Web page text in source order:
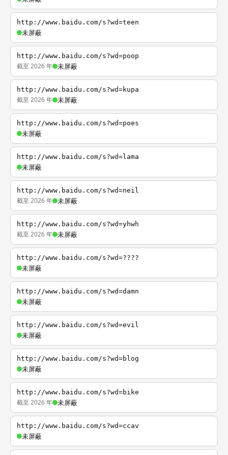
http://www.baidu.com/s?wd=teen
未屏蔽
http://www.baidu.com/s?wd=poop
截至 2026 年 未屏蔽
http://www.baidu.com/s?wd=kupa
截至 2026 年 未屏蔽
http://www.baidu.com/s?wd=poes
未屏蔽
http://www.baidu.com/s?wd=lama
未屏蔽
http://www.baidu.com/s?wd=neil
截至 2026 年 未屏蔽
http://www.baidu.com/s?wd=yhwh
截至 2026 年 未屏蔽
http://www.baidu.com/s?wd=????
未屏蔽
http://www.baidu.com/s?wd=damn
未屏蔽
http://www.baidu.com/s?wd=evil
未屏蔽
http://www.baidu.com/s?wd=blog
未屏蔽
http://www.baidu.com/s?wd=bike
截至 2026 年 未屏蔽
http://www.baidu.com/s?wd=ccav
未屏蔽